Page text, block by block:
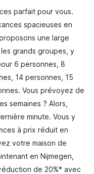
parfait pour vous.
spacieuses en
une large
grands groupes, y
6 personnes, 8
14 personnes, 15
Vous prévoyez de
semaines ? Alors,
minute. Vous y
à prix réduit en
votre maison de
en Nijmegen,
de 20%* avec